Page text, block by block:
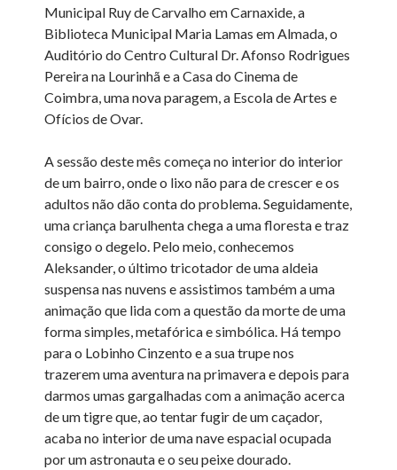
Municipal Ruy de Carvalho em Carnaxide, a
Biblioteca Municipal Maria Lamas em Almada, o
Auditório do Centro Cultural Dr. Afonso Rodrigues
Pereira na Lourinhã e a Casa do Cinema de
Coimbra, uma nova paragem, a Escola de Artes e
Ofícios de Ovar.
A sessão deste mês começa no interior do interior
de um bairro, onde o lixo não para de crescer e os
adultos não dão conta do problema. Seguidamente,
uma criança barulhenta chega a uma floresta e traz
consigo o degelo. Pelo meio, conhecemos
Aleksander, o último tricotador de uma aldeia
suspensa nas nuvens e assistimos também a uma
animação que lida com a questão da morte de uma
forma simples, metafórica e simbólica. Há tempo
para o Lobinho Cinzento e a sua trupe nos
trazerem uma aventura na primavera e depois para
darmos umas gargalhadas com a animação acerca
de um tigre que, ao tentar fugir de um caçador,
acaba no interior de uma nave espacial ocupada
por um astronauta e o seu peixe dourado.